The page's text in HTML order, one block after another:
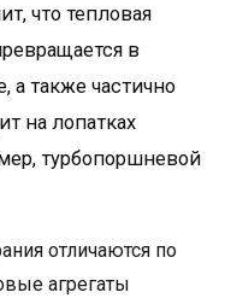
что тепловая
в
а также частично
на лопатках
турбопоршневой
отличаются по
агрегаты